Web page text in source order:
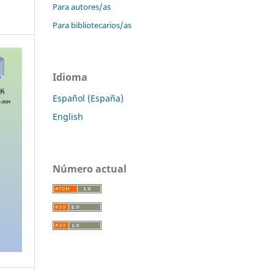
Para autores/as
Para bibliotecarios/as
Idioma
Español (España)
English
Número actual